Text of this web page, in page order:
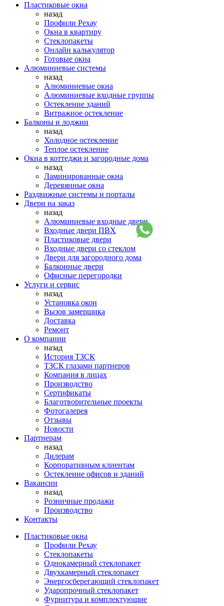
Пластиковые окна
назад
Профили Рехау
Окна в квартиру
Стеклопакеты
Онлайн калькулятор
Готовые окна
Алюминиевые системы
назад
Алюминиевые окна
Алюминиевые входные группы
Остекление зданий
Витражное остекление
Балконы и лоджии
назад
Холодное остекление
Теплое остекление
Окна в коттеджи и загородные дома
назад
Ламинированные окна
Деревянные окна
Раздвижные системы и порталы
Двери на заказ
назад
Алюминиевые входные двери
Входные двери ПВХ
Пластиковые двери
Входные двери со стеклом
Двери для загородного дома
Балконные двери
Офисные перегородки
Услуги и сервис
назад
Установка окон
Вызов замерщика
Доставка
Ремонт
О компании
назад
История ТЗСК
ТЗСК глазами партнеров
Компания в лицах
Производство
Сертификаты
Благотворительные проекты
Фотогалерея
Отзывы
Новости
Партнерам
назад
Дилерам
Корпоративным клиентам
Остекление офисов и зданий
Вакансии
назад
Розничные продажи
Производство
Контакты
Пластиковые окна
Профили Рехау
Стеклопакеты
Однокамерный стеклопакет
Двухкамерный стеклопакет
Энергосберегающий стеклопакет
Ударопрочный стеклопакет
Фурнитура и комплектующие